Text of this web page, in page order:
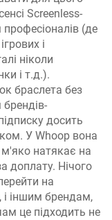
Screenless-
(де
і
ніколи
і т.д.).
браслета без
досить
У Whoop вона
натякає на
доплату. Нічого
на
і іншим брендам,
це підходить не